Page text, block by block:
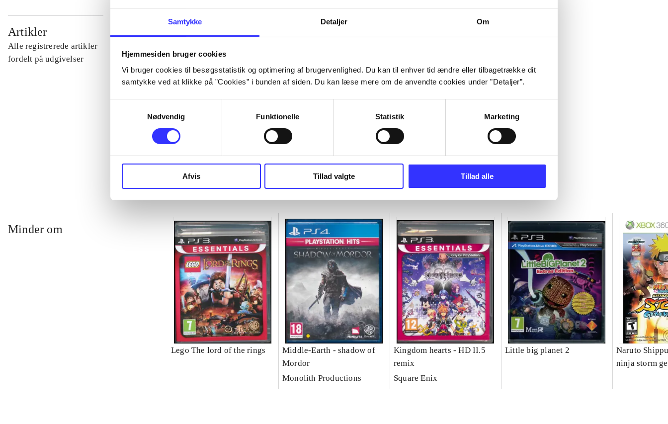
Samtykke Detaljer Om
Hjemmesiden bruger cookies
Vi bruger cookies til besøgsstatistik og optimering af brugervenlighed. Du kan til enhver tid ændre eller tilbagetrække dit
samtykke ved at klikke på ”Cookies” i bunden af siden. Du kan læse mere om de anvendte cookies under ”Detaljer”.
Nødvendig
Funktionelle Statistik Marketing
Afvis Tillad valgte Tillad alle
Artikler
Alle registrerede artikler
fordelt på udgivelser
...
...
...
...
Minder om
Lego The lord of the rings
Middle-Earth - shadow of
Mordor
Monolith Productions
Kingdom hearts - HD II.5
remix
Square Enix
Little big planet 2
Naruto
ninja storm